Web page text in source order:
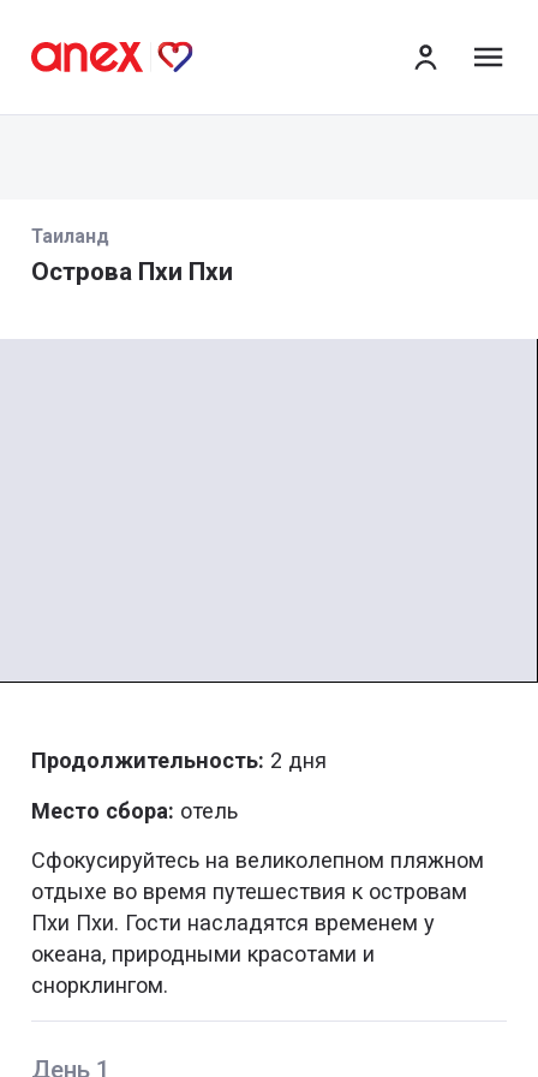
Таиланд
Острова Пхи Пхи
Продолжительность: 2 дня
Место сбора: отель
Сфокусируйтесь на великолепном пляжном
отдыхе во время путешествия к островам
Пхи Пхи. Гости насладятся временем у
океана, природными красотами и
снорклингом.
День 1